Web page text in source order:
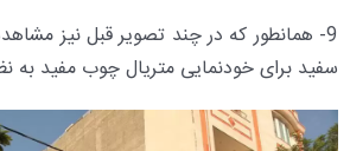
9- همانطور که در چند تصویر قبل نیز
سفید برای خودنمایی متریال چوب مفید به